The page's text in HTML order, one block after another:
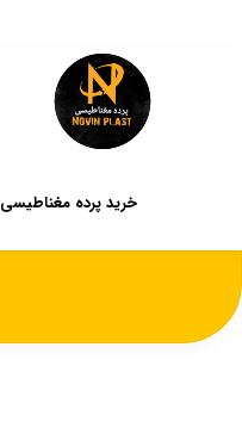
خرید پرده مغناطیسی